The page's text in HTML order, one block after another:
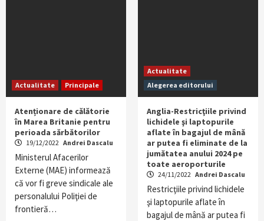
Actualitate Principale
Atenționare de călătorie
în Marea Britanie pentru
perioada sărbătorilor
19/12/2022 Andrei Dascalu
Ministerul Afacerilor
Externe (MAE) informează
că vor fi greve sindicale ale
personalului Poliţiei de
frontieră…
Actualitate
Alegerea editorului
Anglia-Restricţiile privind
lichidele şi laptopurile
aflate în bagajul de mână
ar putea fi eliminate de la
jumătatea anului 2024 pe
toate aeroporturile
24/11/2022 Andrei Dascalu
Restricţiile privind lichidele
şi laptopurile aflate în
bagajul de mână ar putea fi